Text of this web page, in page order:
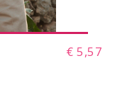
€ 5,57